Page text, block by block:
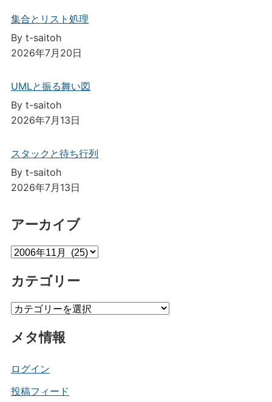
集合とリスト処理
By t-saitoh
2026年7月20日
UMLと振る舞い図
By t-saitoh
2026年7月13日
スタックと待ち行列
By t-saitoh
2026年7月13日
アーカイブ
ア
カ
ブ
カテゴリー
カ
ゴ
ー
メタ情報
ログイン
投稿フィード